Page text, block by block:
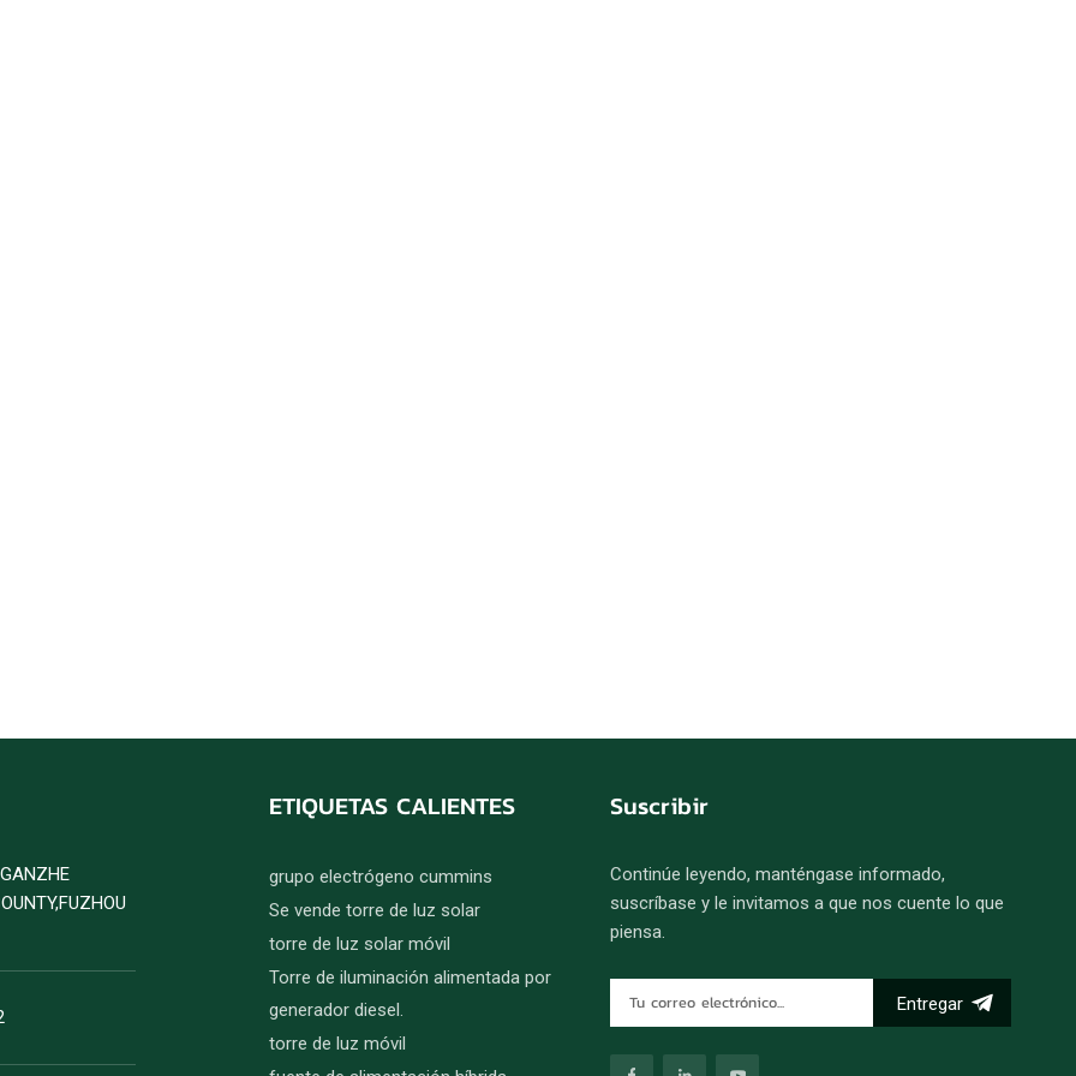
ETIQUETAS CALIENTES
grupo electrógeno cummins
Se vende torre de luz solar
torre de luz solar móvil
Torre de iluminación alimentada por
generador diesel.
torre de luz móvil
Suscribir
Continúe leyendo, manténgase informado,
suscríbase y le invitamos a que nos cuente lo que
piensa.
Entregar